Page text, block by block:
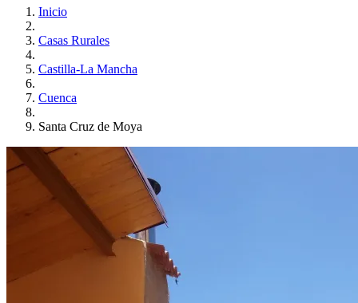
Inicio
Casas Rurales
Castilla-La Mancha
Cuenca
Santa Cruz de Moya